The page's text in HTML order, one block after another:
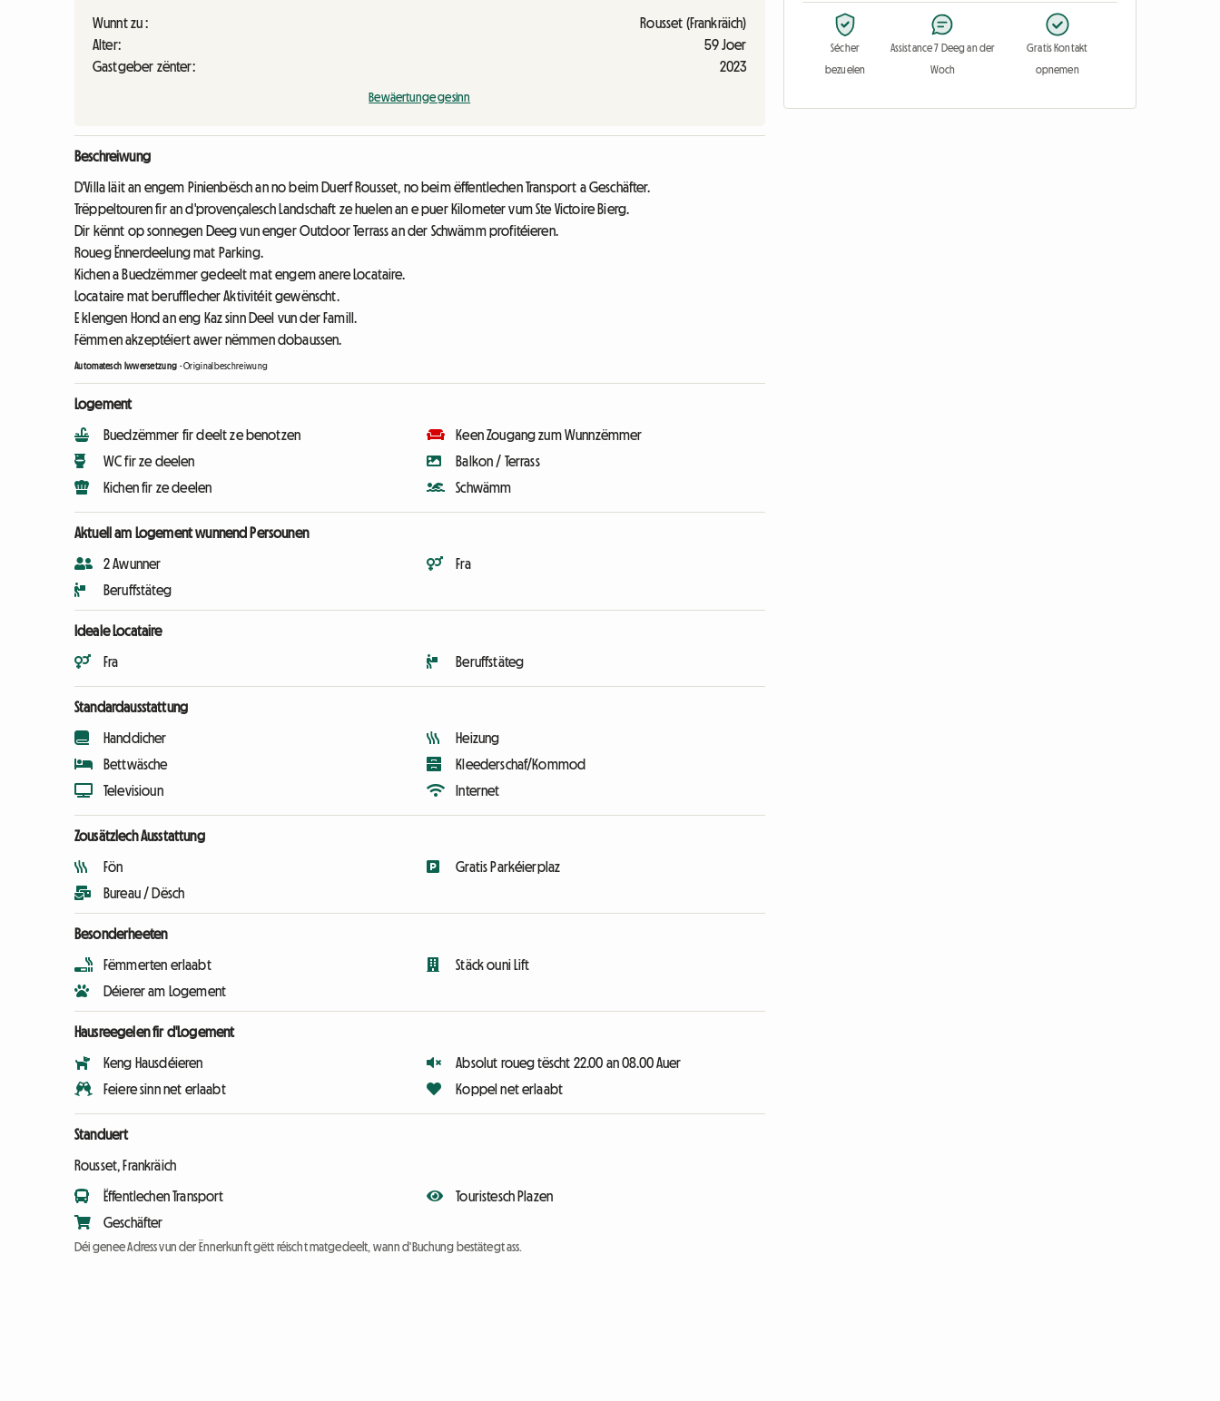
Wunnt zu :
Rousset (Frankräich)
Alter:
59 Joer
Gastgeber zënter:
2023
Bewäertunge gesinn
Beschreiwung
D'Villa läit an engem Pinienbësch an no beim Duerf Rousset, no beim ëffentlechen Transport a Geschäfter.
Trëppeltouren fir an d'provençalesch Landschaft ze huelen an e puer Kilometer vum Ste Victoire Bierg.
Dir kënnt op sonnegen Deeg vun enger Outdoor Terrass an der Schwämm profitéieren.
Roueg Ënnerdeelung mat Parking.
Kichen a Buedzëmmer gedeelt mat engem anere Locataire.
Locataire mat berufflecher Aktivitéit gewënscht.
E klengen Hond an eng Kaz sinn Deel vun der Famill.
Fëmmen akzeptéiert awer nëmmen dobaussen.
Automatesch Iwwersetzung -Originalbeschreiwung
Logement
Buedzëmmer fir deelt ze benotzen
WC fir ze deelen
Kichen fir ze deelen
Keen Zougang zum Wunnzëmmer
Balkon / Terrass
Schwämm
Aktuell am Logement wunnend Persounen
2 Awunner
Beruffstäteg
Fra
Ideale Locataire
Fra Beruffstäteg
Standardausstattung
Handdicher
Bettwäsche
Televisioun
Heizung
Kleederschaf/Kommod
Internet
Zousätzlech Ausstattung
Fön
Bureau / Dësch
Gratis Parkéierplaz
Besonderheeten
Fëmmerten erlaabt
Déierer am Logement
Stäck ouni Lift
Hausreegelen fir d'Logement
Keng Hausdéieren
Feiere sinn net erlaabt
Absolut roueg tëscht 22.00 an 08.00 Auer
Koppel net erlaabt
Standuert
Rousset, Frankräich
Ëffentlechen Transport
Geschäfter
Touristesch Plazen
Déi genee Adress vun der Ënnerkunft gëtt réischt matgedeelt, wann d'Buchung bestätegt ass.
Sécher
bezuelen
Assistance 7 Deeg an der
Woch
Gratis Kontakt
opnemen